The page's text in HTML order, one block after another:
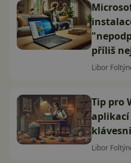
příliš
Libor
Tip pro
aplikací
Libor